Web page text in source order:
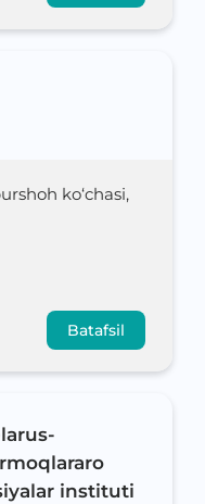
ko‘chasi,
Batafsil
instituti